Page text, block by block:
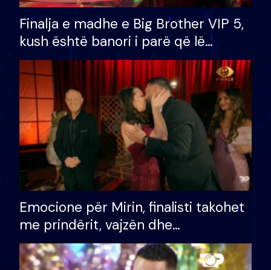
Finalja e madhe e Big Brother VIP 5,
kush është banori i parë që lë
shtëpinë dhe humb mundësinë për
të fituar çmimin e madh
Emocione për Mirin, finalisti takohet
me prindërit, vajzën dhe
bashkëshorten: S’kemi ndonjë letër
divorci apo jo?